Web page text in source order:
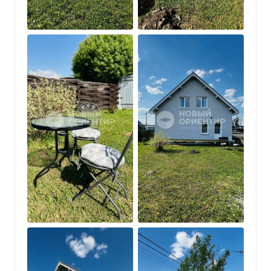
ВАЖНО!!! Автобус возит детей в 2 смены (не во
всех поселках это есть!)
Дом готов к проживанию.
Отличный вариант для семьи, которая хочет жить
за городом с городским комфортом.
Доступна вся инфраструктура Косулино.
Звоните и записывайтесь на просмотр!
Полное сопровождение сделки на всех этапах.
Помогу выгодно продать Вашу недвижимость.